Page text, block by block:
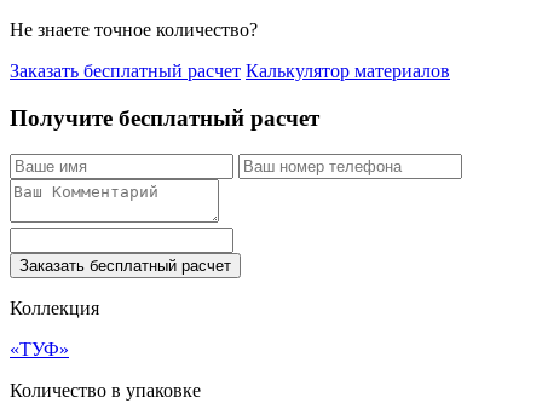
Не знаете точное количество?
Заказать бесплатный расчет Калькулятор материалов
Получите бесплатный расчет
Заказать бесплатный расчет
Коллекция
«ТУФ»
Количество в упаковке